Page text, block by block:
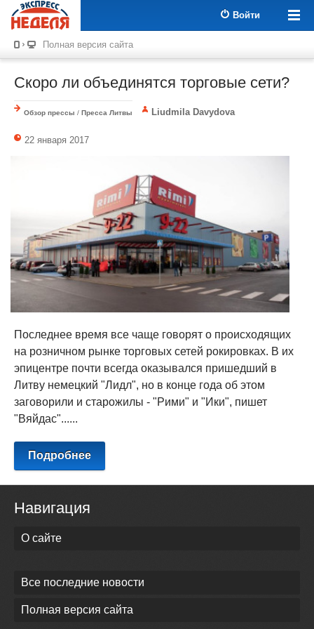
Войти
Полная версия сайта
Скоро ли объединятся торговые сети?
Обзор прессы / Пресса Литвы Liudmila Davydova
22 января 2017
Последнее время все чаще говорят о происходящих
на розничном рынке торговых сетей рокировках. В их
эпицентре почти всегда оказывался пришедший в
Литву немецкий "Лидл", но в конце года об этом
заговорили и старожилы - "Рими" и "Ики", пишет
"Вяйдас"......
Подробнее
Навигация
О сайте
Все последние новости
Полная версия сайта